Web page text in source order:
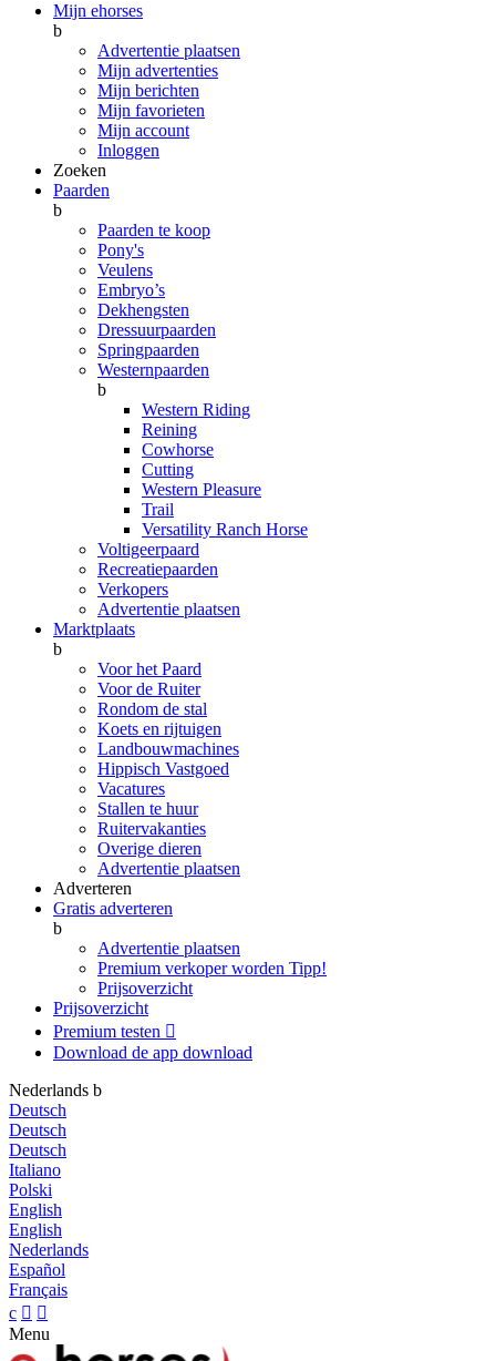
Mijn ehorses
b
Advertentie plaatsen
Mijn advertenties
Mijn berichten
Mijn favorieten
Mijn account
Inloggen
Zoeken
Paarden
b
Paarden te koop
Pony's
Veulens
Embryo’s
Dekhengsten
Dressuurpaarden
Springpaarden
Westernpaarden
b
Western Riding
Reining
Cowhorse
Cutting
Western Pleasure
Trail
Versatility Ranch Horse
Voltigeerpaard
Recreatiepaarden
Verkopers
Advertentie plaatsen
Marktplaats
b
Voor het Paard
Voor de Ruiter
Rondom de stal
Koets en rijtuigen
Landbouwmachines
Hippisch Vastgoed
Vacatures
Stallen te huur
Ruitervakanties
Overige dieren
Advertentie plaatsen
Adverteren
Gratis adverteren
b
Advertentie plaatsen
Premium verkoper worden Tipp!
Prijsoverzicht
Prijsoverzicht
Premium testen 
Download de app download
Nederlands b
Deutsch
Deutsch
Deutsch
Italiano
Polski
English
English
Nederlands
Español
Français
c  
Menu